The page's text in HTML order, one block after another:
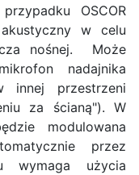
OSCOR
w celu
nośnej. Może
nadajnika
innej przestrzeni
za ścianą"). W
modulowana
przez
wymaga użycia